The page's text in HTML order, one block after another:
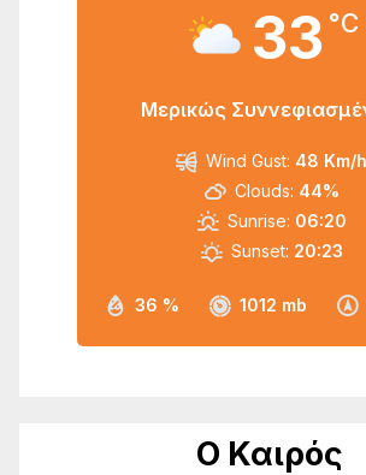
33 °C
Μερικώς
36 % 1012 mb
Wind Gust: 48 Km/h
Clouds: 44%
Sunrise: 06:20
Sunset: 20:23
Ο Καιρός